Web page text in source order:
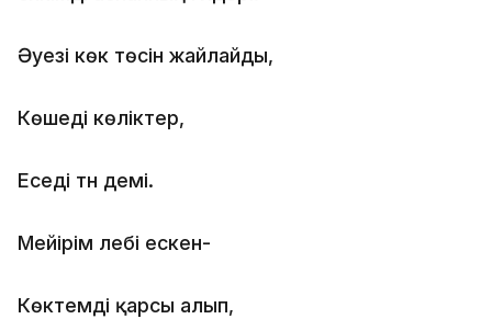
Әуезі көк төсін жайлайды,
Көшеді көліктер,
Еседі түн демі.
Мейірім лебі ескен-
Көктемді қарсы алып,